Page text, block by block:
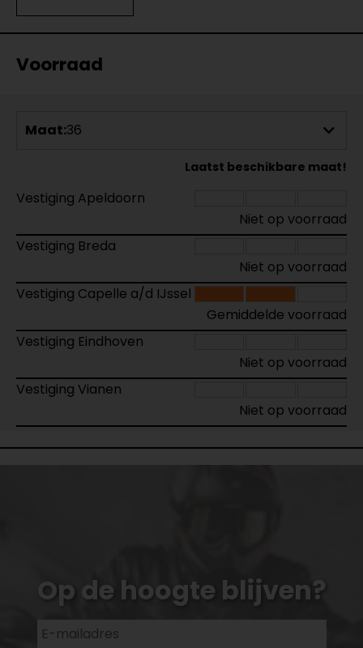
Voorraad
Maat:36
Laatst beschikbare maat!
Vestiging Apeldoorn
Niet op voorraad
Vestiging Breda
Niet op voorraad
Vestiging Capelle a/d IJssel
Gemiddelde voorraad
Vestiging Eindhoven
Niet op voorraad
Vestiging Vianen
Niet op voorraad
Op de hoogte blijven?